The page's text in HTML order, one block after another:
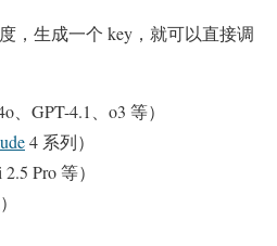
，生成一个 key，就可以直接调
、GPT-4.1、o3 等）
4 系列）
2.5 Pro 等）